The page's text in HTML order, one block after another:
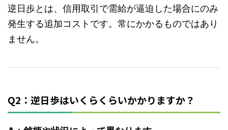
逆日歩とは、信用取引で需給が逼迫した場合にのみ
発生する追加コストです。常にかかるものではあり
ません。
Q2：逆日歩はいくらくらいかかりますか？